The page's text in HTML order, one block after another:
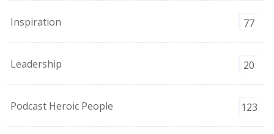
Inspiration 77
Leadership 20
Podcast Heroic People 123